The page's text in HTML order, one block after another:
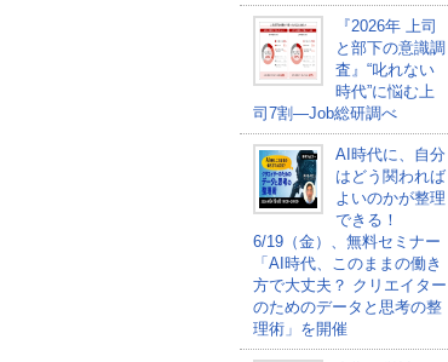
『2026年 上司
と部下の意識調
査』“叱れない
時代”に悩む上
司7割―Job総研調べ
AI時代に、自分
はどう関われば
よいのかが整理
できる！
6/19（金）、無料セミナー
「AI時代、このままの働き
方で大丈夫？ クリエイター
のためのデータと思考の整
理術」を開催